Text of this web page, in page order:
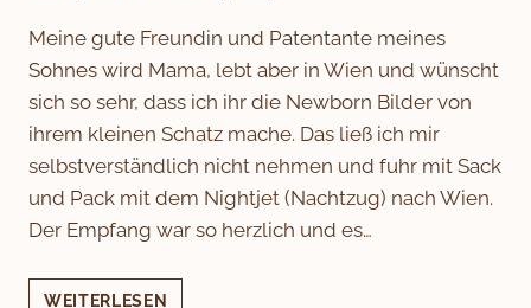
Meine gute Freundin und Patentante meines
Sohnes wird Mama, lebt aber in Wien und wünscht
sich so sehr, dass ich ihr die Newborn Bilder von
ihrem kleinen Schatz mache. Das ließ ich mir
selbstverständlich nicht nehmen und fuhr mit Sack
und Pack mit dem Nightjet (Nachtzug) nach Wien.
Der Empfang war so herzlich und es…
WEITERLESEN